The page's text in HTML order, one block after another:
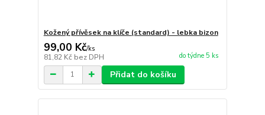
Kožený přívěsek na klíče (standard) - lebka bizon
99,00 Kč/ks
81,82 Kč bez DPH do týdne 5 ks
Přidat do košíku